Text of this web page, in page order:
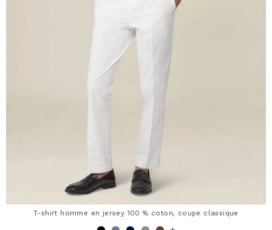
T-shirt homme en jersey 100 % coton, coupe classique